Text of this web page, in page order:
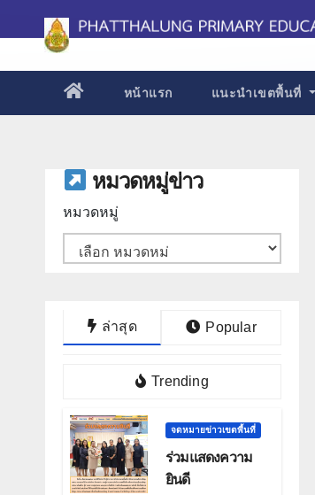
to
หน้าแรก แนะนำเขตพื้นที่
หมวดหมู่ข่าว
หมวดหมู่
ล่าสุด Popular
Trending
จดหมายข่าวเขตพื้นที่
ร่วมแสดงความ
ยินดี